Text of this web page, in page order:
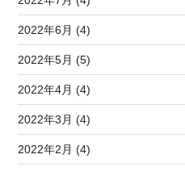
2022年6月 (4)
2022年5月 (5)
2022年4月 (4)
2022年3月 (4)
2022年2月 (4)